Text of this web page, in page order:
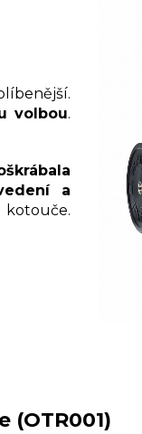
volbou.
a
(OTR001)